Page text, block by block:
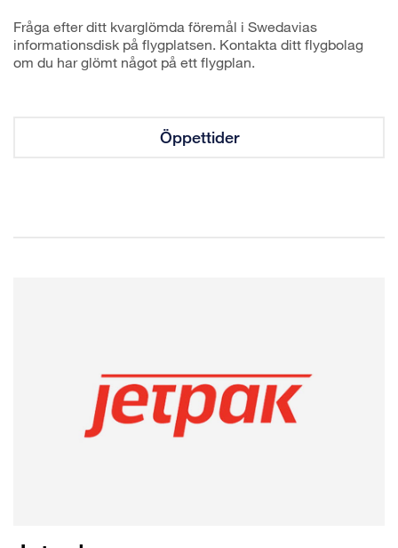
Fråga efter ditt kvarglömda föremål i Swedavias
informationsdisk på flygplatsen. Kontakta ditt flygbolag
om du har glömt något på ett flygplan.
Öppettider